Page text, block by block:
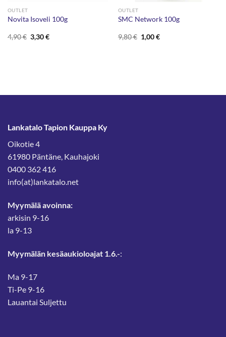
OUTLET
Novita Isoveli 100g
4,90€ Alkuperäinen
hinta
3,30€Nykyinen
OUTLET
SMC Network 100g
9,80€ Alkuperäinen
hinta
1,00€Nykyinen
Lankatalo Tapion Kauppa Ky
Oikotie 4
61980 Päntäne, Kauhajoki
0400 362 416
info(at)lankatalo.net
Myymälä avoinna:
arkisin 9-16
la 9-13
Myymälän kesäaukioloajat 1.6.-:
Ma 9-17
Ti-Pe 9-16
Lauantai Suljettu